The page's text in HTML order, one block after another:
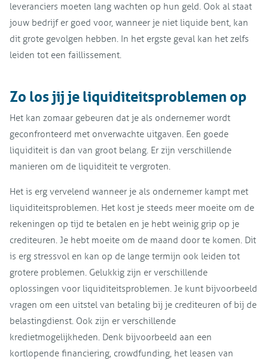
leveranciers moeten lang wachten op hun geld. Ook al staat
jouw bedrijf er goed voor, wanneer je niet liquide bent, kan
dit grote gevolgen hebben. In het ergste geval kan het zelfs
leiden tot een faillissement.
Zo los jij je liquiditeitsproblemen op
Het kan zomaar gebeuren dat je als ondernemer wordt
geconfronteerd met onverwachte uitgaven. Een goede
liquiditeit is dan van groot belang. Er zijn verschillende
manieren om de liquiditeit te vergroten.
Het is erg vervelend wanneer je als ondernemer kampt met
liquiditeitsproblemen. Het kost je steeds meer moeite om de
rekeningen op tijd te betalen en je hebt weinig grip op je
crediteuren. Je hebt moeite om de maand door te komen. Dit
is erg stressvol en kan op de lange termijn ook leiden tot
grotere problemen. Gelukkig zijn er verschillende
oplossingen voor liquiditeitsproblemen. Je kunt bijvoorbeeld
vragen om een uitstel van betaling bij je crediteuren of bij de
belastingdienst. Ook zijn er verschillende
kredietmogelijkheden. Denk bijvoorbeeld aan een
kortlopende financiering, crowdfunding, het leasen van